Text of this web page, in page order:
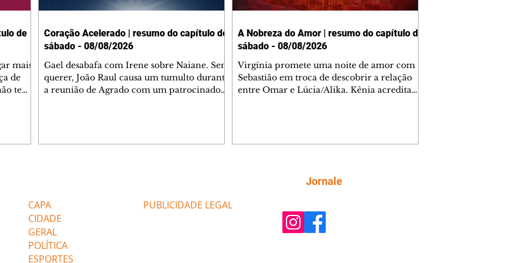
de
mais
de
tem
de
Coração Acelerado | resumo do capítulo de
sábado - 08/08/2026
Gael desabafa com Irene sobre Naiane. Sem
querer, João Raul causa um tumulto durante
a reunião de Agrado com um patrocinador.
termina o relacionamento dos dois.
A Nobreza do Amor | resumo do capítulo de
sábado - 08/08/2026
Virgínia promete uma noite de amor com
Sebastião em troca de descobrir a relação
entre Omar e Lúcia/Alika. Kênia acredita
comentam sobre a possível jazida de
tungstênio na região. Virgínia provoca
CAPA
CIDADE
GERAL
POLÍTICA
ESPORTES
PUBLICIDADE LEGAL
Jornale